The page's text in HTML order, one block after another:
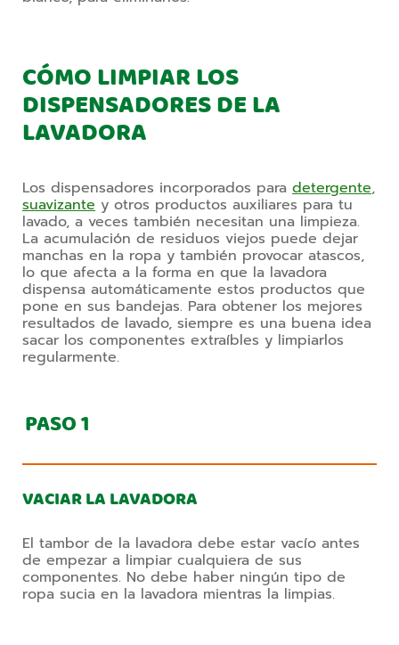
CÓMO LIMPIAR LOS
DISPENSADORES DE LA
LAVADORA
Los dispensadores incorporados para detergente
suavizante y otros productos auxiliares para tu
lavado, a veces también necesitan una limpieza.
La acumulación de residuos viejos puede dejar
manchas en la ropa y también provocar atascos,
lo que afecta a la forma en que la lavadora
dispensa automáticamente estos productos que
pone en sus bandejas. Para obtener los mejores
resultados de lavado, siempre es una buena idea
sacar los componentes extraíbles y limpiarlos
regularmente.
PASO1
VACIAR LA LAVADORA
El tambor de la lavadora debe estar vacío antes
de empezar a limpiar cualquiera de sus
componentes. No debe haber ningún tipo de
ropa sucia en la lavadora mientras la limpias.